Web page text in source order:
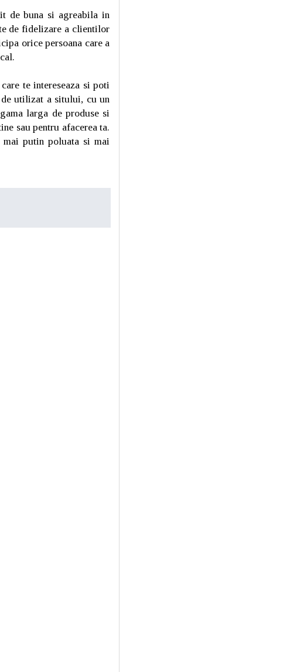
de buna si agreabila in
de fidelizare a clientilor
orice persoana care a
te intereseaza si poti
utilizat a sitului, cu un
larga de produse si
sau pentru afacerea ta.
putin poluata si mai